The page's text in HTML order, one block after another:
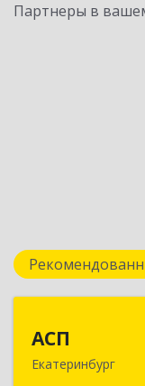
Партнеры в
АСП
Екатеринбург
620075,